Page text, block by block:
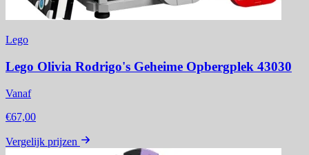
Lego
Lego Olivia Rodrigo's Geheime Opbergplek 43030
Vanaf
€67,00
Vergelijk prijzen